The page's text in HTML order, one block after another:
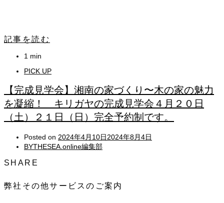
記事を読む
1 min
PICK UP
【完成見学会】湘南の家づくり〜木の家の魅力
を凝縮！ キリガヤの完成見学会４月２０日
（土）２１日（日）完全予約制です。
Posted on 2024年4月10日2024年8月4日
BYTHESEA.online編集部
SHARE
弊社その他サービスのご案内